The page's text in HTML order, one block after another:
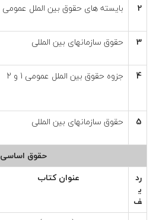
2 بایسته های حقوق بین الملل عمومی
3 حقوق سازمانهای بین المللی
4 جزوه حقوق بین الملل عمومی 1 و 2
5
حقوق سازمانهای بین المللی
حقوق اساسی
رد
ي
ف
عنوان كتاب